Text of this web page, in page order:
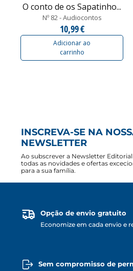
O conto de os Sapatinho...
Nº 82 - Audiocontos
10,99 €
Adicionar ao
carrinho
INSCREVA-SE NA
NEWSLETTER
Ao subscrever a Newsletter
todas as novidades e ofertas
para a sua família.
Opção de envio gratuito
Economize em cada envio e
Sem compromisso de